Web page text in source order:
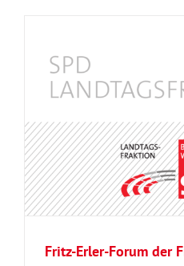
Fritz-Erler-Forum der